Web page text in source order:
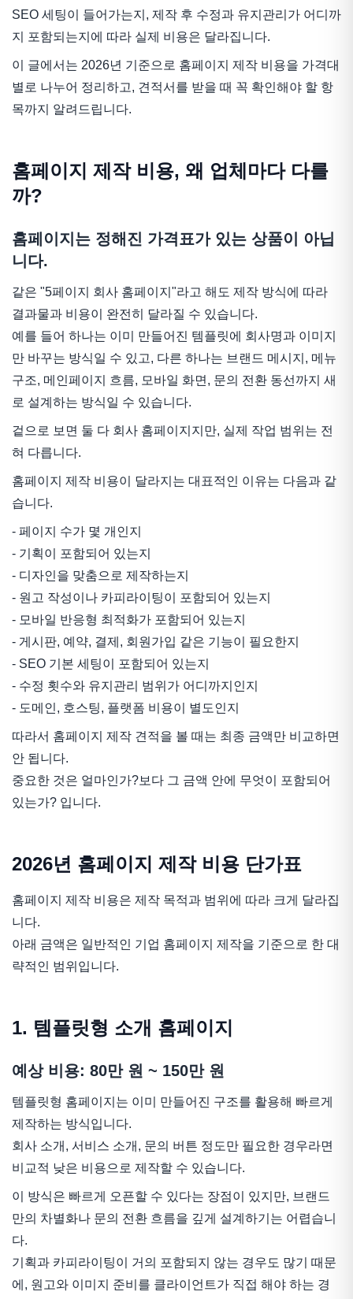
SEO 세팅이 들어가는지, 제작 후 수정과 유지관리가 어디까
지 포함되는지에 따라 실제 비용은 달라집니다.
이 글에서는 2026년 기준으로 홈페이지 제작 비용을 가격대
별로 나누어 정리하고, 견적서를 받을 때 꼭 확인해야 할 항
목까지 알려드립니다.
홈페이지 제작 비용, 왜 업체마다 다를
까?
홈페이지는 정해진 가격표가 있는 상품이 아닙
니다.
같은 "5페이지 회사 홈페이지"라고 해도 제작 방식에 따라
결과물과 비용이 완전히 달라질 수 있습니다.
예를 들어 하나는 이미 만들어진 템플릿에 회사명과 이미지
만 바꾸는 방식일 수 있고, 다른 하나는 브랜드 메시지, 메뉴
구조, 메인페이지 흐름, 모바일 화면, 문의 전환 동선까지 새
로 설계하는 방식일 수 있습니다.
겉으로 보면 둘 다 회사 홈페이지지만, 실제 작업 범위는 전
혀 다릅니다.
홈페이지 제작 비용이 달라지는 대표적인 이유는 다음과 같
습니다.
- 페이지 수가 몇 개인지
- 기획이 포함되어 있는지
- 디자인을 맞춤으로 제작하는지
- 원고 작성이나 카피라이팅이 포함되어 있는지
- 모바일 반응형 최적화가 포함되어 있는지
- 게시판, 예약, 결제, 회원가입 같은 기능이 필요한지
- SEO 기본 세팅이 포함되어 있는지
- 수정 횟수와 유지관리 범위가 어디까지인지
- 도메인, 호스팅, 플랫폼 비용이 별도인지
따라서 홈페이지 제작 견적을 볼 때는 최종 금액만 비교하면
안 됩니다.
중요한 것은 얼마인가?보다 그 금액 안에 무엇이 포함되어
있는가? 입니다.
2026년 홈페이지 제작 비용 단가표
홈페이지 제작 비용은 제작 목적과 범위에 따라 크게 달라집
니다.
아래 금액은 일반적인 기업 홈페이지 제작을 기준으로 한 대
략적인 범위입니다.
1. 템플릿형 소개 홈페이지
예상 비용: 80만 원 ~ 150만 원
템플릿형 홈페이지는 이미 만들어진 구조를 활용해 빠르게
제작하는 방식입니다.
회사 소개, 서비스 소개, 문의 버튼 정도만 필요한 경우라면
비교적 낮은 비용으로 제작할 수 있습니다.
이 방식은 빠르게 오픈할 수 있다는 장점이 있지만, 브랜드
만의 차별화나 문의 전환 흐름을 깊게 설계하기는 어렵습니
다.
기획과 카피라이팅이 거의 포함되지 않는 경우도 많기 때문
에, 원고와 이미지 준비를 클라이언트가 직접 해야 하는 경